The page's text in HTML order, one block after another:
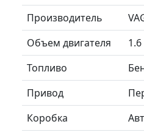
Производитель
Объем двигателя
1.6
Топливо
Привод
Коробка